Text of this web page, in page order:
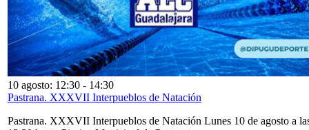
10 agosto: 12:30 - 14:30
Pastrana. XXXVII Interpueblos de Natación
Pastrana. XXXVII Interpueblos de Natación Lunes 10 de agosto a